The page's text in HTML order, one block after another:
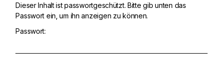
Dieser Inhalt ist passwortgeschützt. Bitte gib unten das
Passwort ein, um ihn anzeigen zu können.
Passwort: